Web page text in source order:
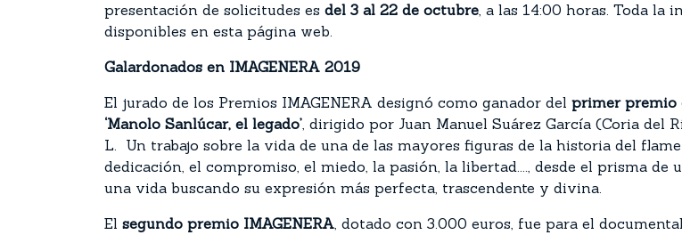
presentación de solicitudes es del 3 al 22 de octubre, a las 14:00 horas. Toda la
disponibles en esta página web.
Galardonados en IMAGENERA 2019
El jurado de los Premios IMAGENERA designó como ganador del primer premio
‘Manolo Sanlúcar, el legado’, dirigido por Juan Manuel Suárez García (Coria del
L. Un trabajo sobre la vida de una de las mayores figuras de la historia del
dedicación, el compromiso, el miedo, la pasión, la libertad...., desde el prisma
una vida buscando su expresión más perfecta, trascendente y divina.
El segundo premio IMAGENERA, dotado con 3.000 euros, fue para el documental